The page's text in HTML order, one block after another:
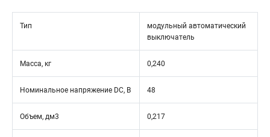
Тип
модульный автоматический
выключатель
Масса, кг 0,240
Номинальное напряжение DC, В 48
Объем, дм3 0,217